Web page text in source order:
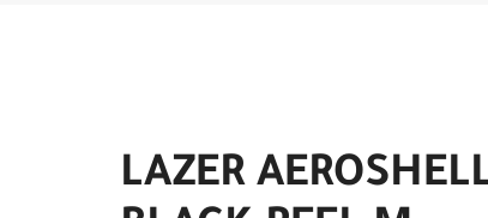
LAZER